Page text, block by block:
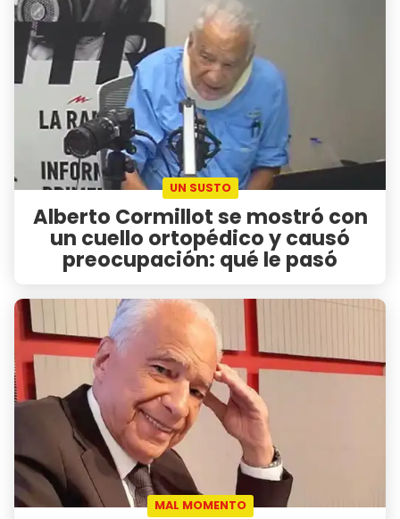
UN SUSTO
Alberto Cormillot se mostró con
un cuello ortopédico y causó
preocupación: qué le pasó
MAL MOMENTO